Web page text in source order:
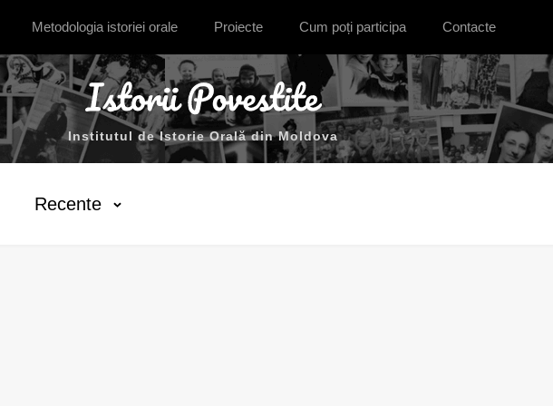
Metodologia istoriei orale Proiecte Cum poți participa Contacte
Institutul de Istorie Orală din Moldova
Recente